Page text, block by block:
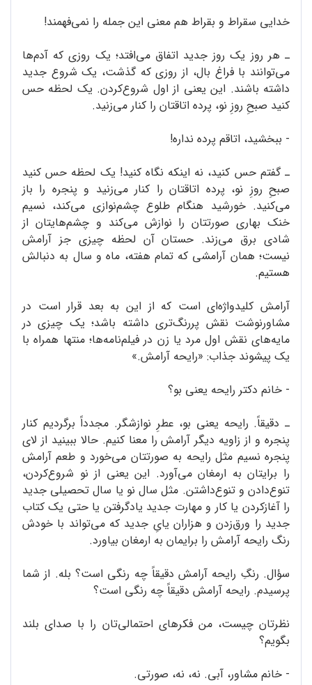
خدایی سقراط و بقراط هم معنی این جمله را نمی‌فهمند!
ـ هر روز یک روز جدید اتفاق می‌افتد؛ یک روزی که آدم‌ها
می‌توانند با فراغ بال، از روزی که گذشت، یک شروع جدید
داشته باشند. این یعنی از اول شروع‌کردن. یک لحظه حس
کنید صبحِ روزِ نو، پرده اتاقتان را کنار می‌زنید.
- ببخشید، اتاقم پرده نداره!
ـ گفتم حس کنید، نه اینکه نگاه کنید! یک لحظه حس کنید
صبحِ روزِ نو، پرده اتاقتان را کنار می‌زنید و پنجره را باز
می‌کنید. خورشید هنگام طلوع چشم‌نوازی می‌کند، نسیم
خنک بهاری صورتتان را نوازش می‌کند و چشم‌هایتان از
شادی برق می‌زند. حستان آن لحظه چیزی جز آرامش
نیست؛ همان آرامشی که تمام هفته، ماه و سال به دنبالش
هستیم.
آرامش کلیدواژه‌ای است که از این به بعد قرار است در
مشاورنوشت نقش پررنگ‌تری داشته باشد؛ یک چیزی در
مایه‌های نقش اول مرد یا زن در فیلم‌نامه‌ها؛ منتها همراه با
یک پیشوند جذاب: «رایحه آرامش.»
- خانم دکتر رایحه یعنی بو؟
ـ دقیقاً. رایحه یعنی بو، عطرِ نوازشگر. مجدداً برگردیم کنار
پنجره و از زاویه دیگر آرامش را معنا کنیم. حالا ببینید از لای
پنجره نسیم مثل رایحه به صورتتان می‌خورد و طعم آرامش
را برایتان به ارمغان می‌آورد. این یعنی از نو شروع‌کردن،
تنوع‌دادن و تنوع‌داشتن. مثل سال نو یا سال تحصیلی جدید
را آغازکردن یا کار و مهارت جدید یادگرفتن یا حتی یک کتاب
جدید را ورق‌زدن و هزاران یایِ جدید که می‌تواند با خودش
رنگ رایحه آرامش را برایمان به ارمغان بیاورد.
سؤال. رنگِ رایحه آرامش دقیقاً چه رنگی است؟ بله. از شما
پرسیدم. رایحه آرامش دقیقاً چه رنگی است؟
نظرتان چیست، من فکرهای احتمالی‌تان را با صدای بلند
بگویم؟
- خانم مشاور، آبی. نه، نه، صورتی.